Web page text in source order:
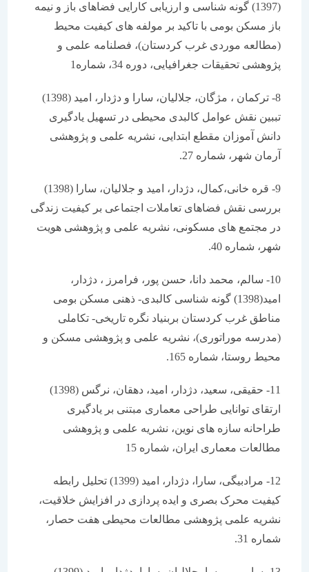
(1397) گونه شناسی و ارزیابی کارایی فضاهای باز و نیمه
باز مسکن بومی با تاکید بر مولفه های کیفیت محیط
(مطالعه موردی غرب کردستان)، فصلنامه علمی و
پژوهشی تحقیقات جغرافیایی، دوره 34، شماره1
8- ترکمان ، مژگان، جلالیان، سارا و دژدار، امید (1398)
تببین نقش عوامل کالبدی محیطی در تسهیل یادگیری
دانش آموزان مقطع ابتدایی، نشریه علمی و پژوهشی
آرمان شهر، شماره 27.
9- قره خانی،کمال، دژدار، امید و جلالیان، سارا (1398)
بررسی نقش فضاهای تعاملات اجتماعی بر کیفیت زندگی
در مجتمع های مسکونی، نشریه علمی و پژوهشی هویت
شهر، شماره 40.
10- سالم، محمد دانا، حسن پور، فرامرز ، دژدار،
امید(1398) گونه شناسی کالبدی- ذهنی مسکن بومی
مناطق غرب کردستان بربنیاد نگره تاریخی- تکاملی
(مدرسه موراتوری)، نشریه علمی و پژوهشی مسکن و
محیط روستا، شماره 165.
11- حقیقی، سعید، دژدار، امید، دهقان، نرگس (1398)
ارتقای توانایی طراحی معماری مبتنی بر یادگیری
طراحانه سازه های نوین، نشریه علمی و پژوهشی
مطالعات معماری ایران، شماره 15
12- مرادبیگی، سارا، دژدار، امید (1399) تحلیل رابطه
کیفیت محرک بصری و ایده پردازی در افزایش خلاقیت،
نشریه علمی پژوهشی مطالعات محیطی هفت حصار،
شماره 31.